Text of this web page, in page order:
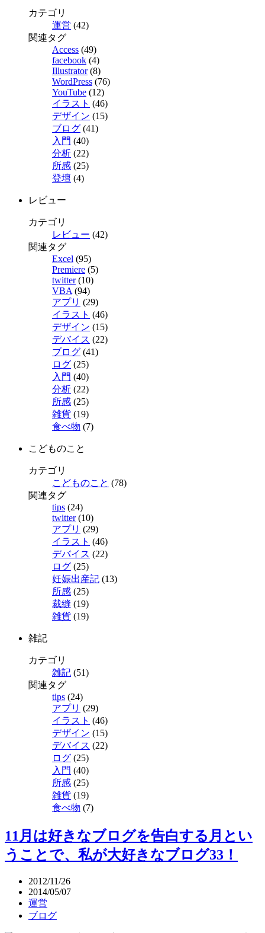
カテゴリ
運営 (42)
関連タグ
Access (49)
facebook (4)
Illustrator(8)
WordPress (76)
YouTube (12)
イラスト (46)
デザイン (15)
ブログ (41)
入門 (40)
分析 (22)
所感 (25)
登壇 (4)
レビュー
カテゴリ
レビュー (42)
関連タグ
Excel (95)
Premiere (5)
twitter(10)
VBA (94)
アプリ (29)
イラスト (46)
デザイン (15)
デバイス (22)
ブログ (41)
ログ (25)
入門 (40)
分析 (22)
所感 (25)
雑貨 (19)
食べ物 (7)
こどものこと
カテゴリ
こどものこと (78)
関連タグ
tips (24)
twitter(10)
アプリ (29)
イラスト (46)
デバイス (22)
ログ (25)
妊娠出産記 (13)
所感 (25)
裁縫 (19)
雑貨 (19)
雑記
カテゴリ
雑記 (51)
関連タグ
tips (24)
アプリ (29)
イラスト (46)
デザイン (15)
デバイス (22)
ログ (25)
入門 (40)
所感 (25)
雑貨 (19)
食べ物 (7)
11月は好きなブログを告白する月とい
うことで、私が大好きなブログ33！
2012/11/26
2014/05/07
運営
ブログ